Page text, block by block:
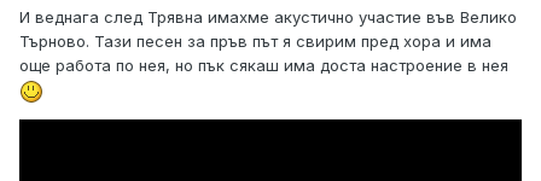
И веднага след Трявна имахме акустично участие във Велико
Търново. Тази песен за пръв път я свирим пред хора и има
още работа по нея, но пък сякаш има доста настроение в нея